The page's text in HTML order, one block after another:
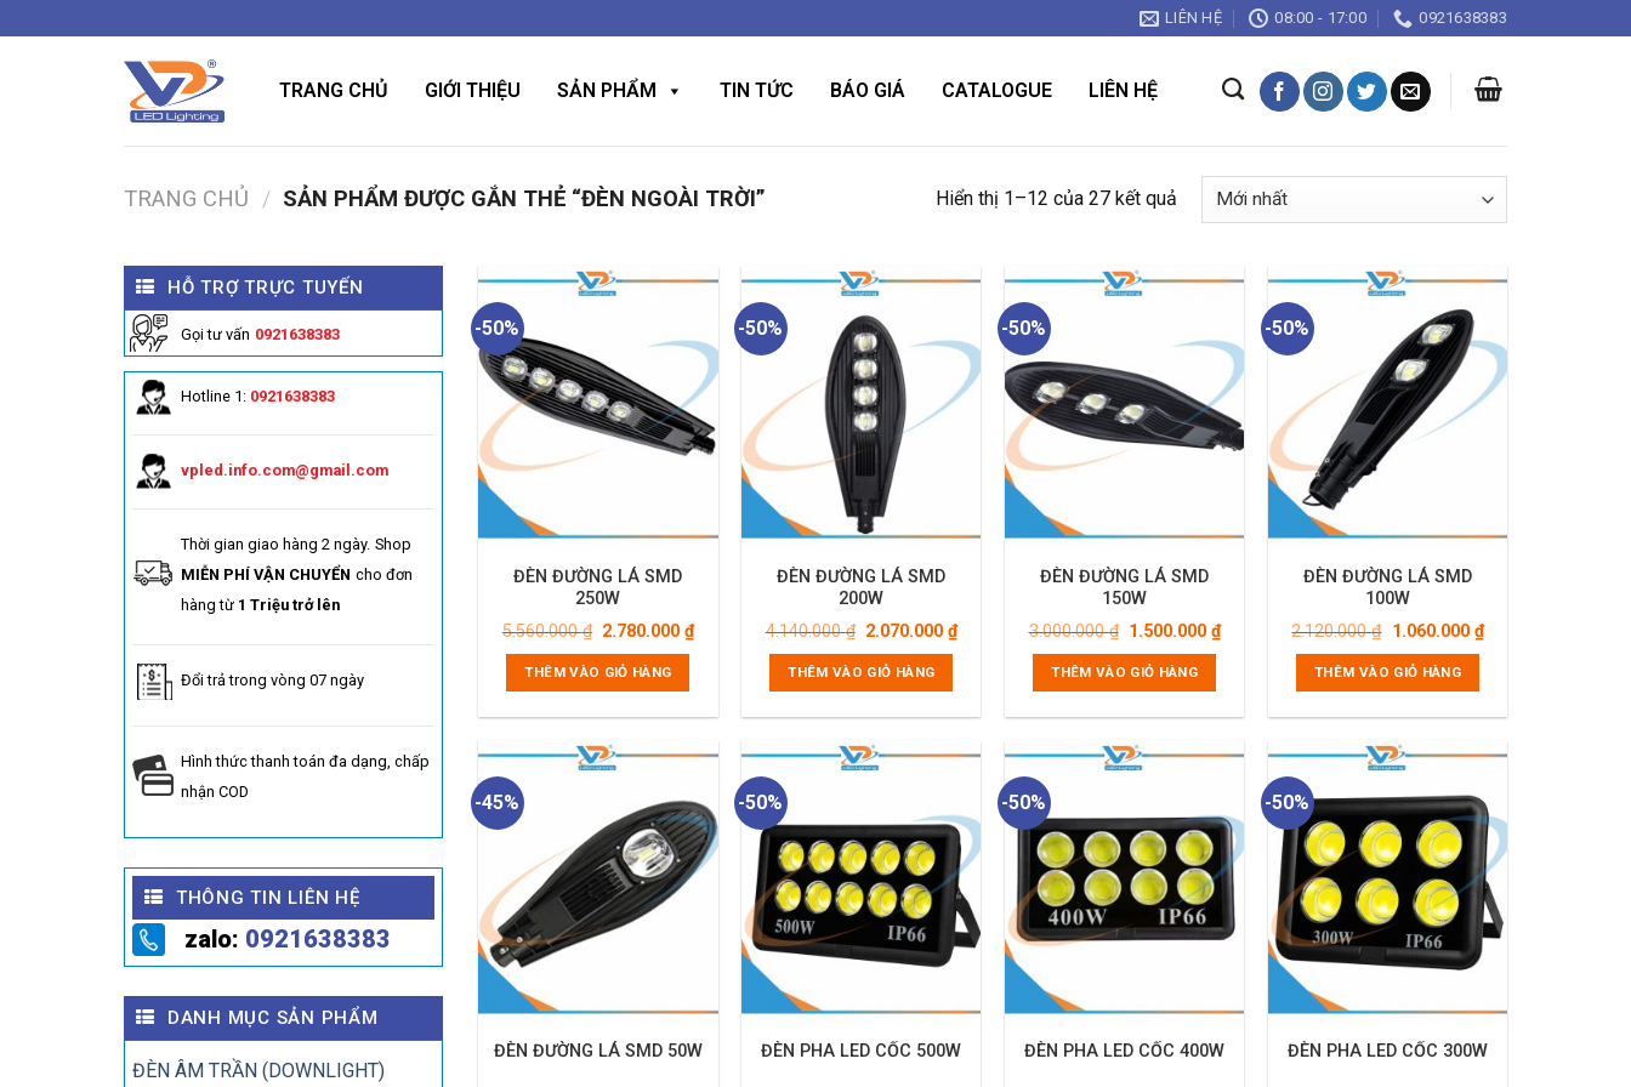
qua
LIÊN HỆ 08:00 - 17:00 0921638383
TRANG CHỦ GIỚI THIỆU SẢN PHẨM TIN TỨC BÁO GIÁ CATALOGUE LIÊN HỆ
TRANG CHỦ / SẢN PHẨM ĐƯỢC GẮN THẺ “ĐÈN NGOÀI TRỜI” Hiển thị 1–12 của 27 kết quảĐược
sắp
theo
nhất
HỖ TRỢ TRỰC TUYẾN
Gọi tư vấn 0921638383
Hotline 1: 0921638383
vpled.info.com@gmail.com
Thời gian giao hàng 2 ngày. Shop
MIỄN PHÍ VẬN CHUYỂN cho đơn
hàng từ 1 Triệu trở lên
Đổi trả trong vòng 07 ngày
Hình thức thanh toán đa dạng, chấp
nhận COD
THÔNG TIN LIÊN HỆ
zalo: 0921638383
DANH MỤC SẢN PHẨM
ĐÈN ÂM TRẦN (DOWNLIGHT)
-50%
ĐÈN ĐƯỜNG LÁ SMD
250W
5.560.000₫ Giá
là:
5.560.000 ₫.
2.780.000₫Giá
hiện
2.780.000 ₫.
THÊM VÀO GIỎ HÀNG
-50%
ĐÈN ĐƯỜNG LÁ SMD
200W
4.140.000₫ Giá
là:
4.140.000 ₫.
2.070.000 ₫Giá
hiện
2.070.000 ₫.
THÊM VÀO GIỎ HÀNG
-50%
ĐÈN ĐƯỜNG LÁ SMD
150W
3.000.000₫ Giá
là:
3.000.000 ₫.
1.500.000 ₫Giá
hiện
1.500.000 ₫.
THÊM VÀO GIỎ HÀNG
-50%
ĐÈN ĐƯỜNG LÁ SMD
100W
2.120.000₫ Giá
là:
2.120.000 ₫.
1.060.000 ₫Giá
hiện
THÊM VÀO GIỎ HÀNG
-45%
ĐÈN ĐƯỜNG LÁ SMD 50W
-50%
ĐÈN PHA LED CỐC 500W
-50%
ĐÈN PHA LED CỐC 400W
-50%
ĐÈN PHA LED CỐC 300W